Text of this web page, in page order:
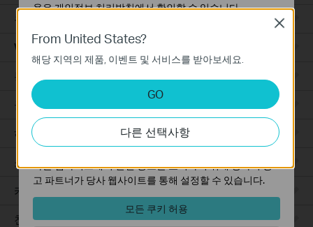
유선 라우터
WiFi 라우터
통합 라우터
클라우드 기반
하드웨어
소프트웨어
카메라
천장형 AP
From United States?
해당 지역의 제품, 이벤트 및 서비스를 받아보세요.
GO
다른 선택사항
Close
용은개인정보 처리방침에서 확인할 수 있습니다.
기본 쿠키
이 쿠키는 웹사이트가 작동하는 데 필요하며 사용자의 시
스템에서 비활성화할 수 없습니다.
분석 및 마케팅 쿠키
분석 쿠키는 웹사이트의 기능을 개선하고 조정하기 위해
웹사이트에서의 사용자 활동을 분석하는 데 사용하는 쿠키
입니다.
마케팅 쿠키는 귀하의 관심사에 대한 프로필을 생성하고
다른 웹사이트에서 관련 광고를 표시하기 위해 당사의 광
고 파트너가 당사 웹사이트를 통해 설정할 수 있습니다.
모든 쿠키 허용